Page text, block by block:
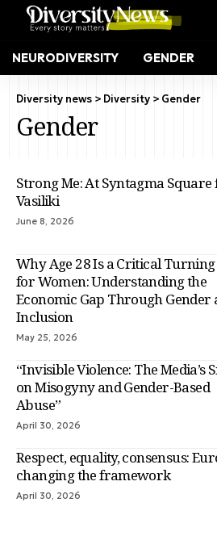
NEURODIVERSITY GENDER
Diversity news > Diversity > Gender
Gender
Strong Me: At Syntagma Square
Vasiliki
June 8, 2026
Why Age 28 Is a Critical
for Women: Understanding the
Economic Gap Through Gender
Inclusion
May 25, 2026
“Invisible Violence: The Media’s
on Misogyny and Gender-Based
Abuse”
April 30, 2026
Respect, equality, consensus:
changing the framework
April 30, 2026